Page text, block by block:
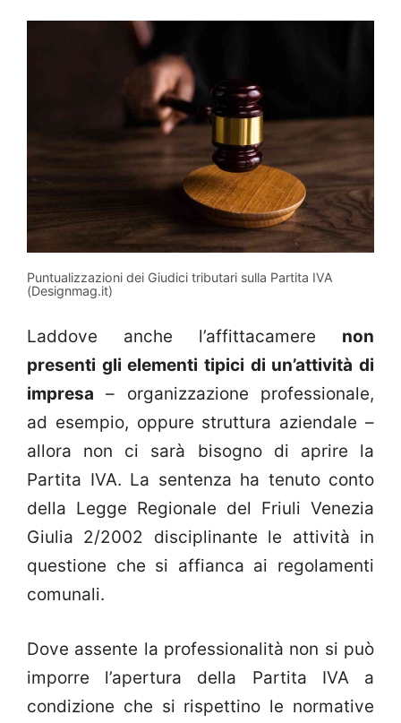
Puntualizzazioni dei Giudici tributari sulla Partita IVA
(Designmag.it)
Laddove anche l’affittacamere non
presenti gli elementi tipici di un’attività di
impresa – organizzazione professionale,
ad esempio, oppure struttura aziendale –
allora non ci sarà bisogno di aprire la
Partita IVA. La sentenza ha tenuto conto
della Legge Regionale del Friuli Venezia
Giulia 2/2002 disciplinante le attività in
questione che si affianca ai regolamenti
comunali.
Dove assente la professionalità non si può
imporre l’apertura della Partita IVA a
condizione che si rispettino le normative